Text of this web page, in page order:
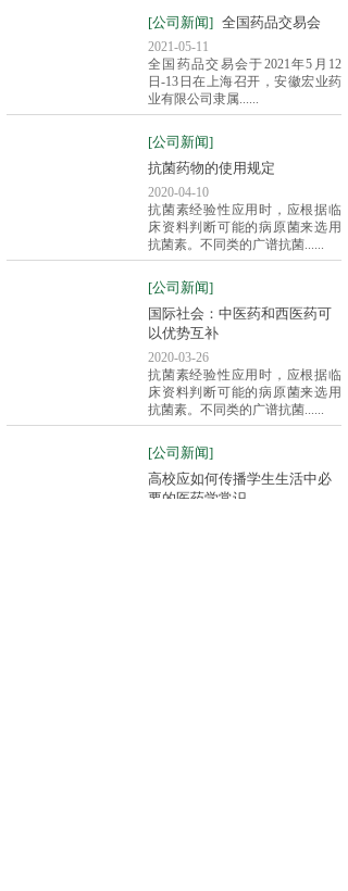
[公司新闻] 全国药品交易会
2021-05-11
全国药品交易会于2021年5月12
日-13日在上海召开，安徽宏业药
业有限公司隶属......
[公司新闻]
抗菌药物的使用规定
2020-04-10
抗菌素经验性应用时，应根据临
床资料判断可能的病原菌来选用
抗菌素。不同类的广谱抗菌......
[公司新闻]
国际社会：中医药和西医药可
以优势互补
2020-03-26
抗菌素经验性应用时，应根据临
床资料判断可能的病原菌来选用
抗菌素。不同类的广谱抗菌......
[公司新闻]
高校应如何传播学生生活中必
要的医药学常识